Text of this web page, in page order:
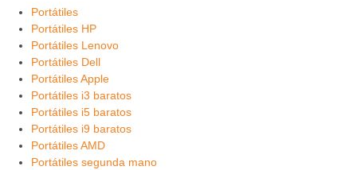
Portátiles
Portátiles HP
Portátiles Lenovo
Portátiles Dell
Portátiles Apple
Portátiles i3 baratos
Portátiles i5 baratos
Portátiles i9 baratos
Portátiles AMD
Portátiles segunda mano